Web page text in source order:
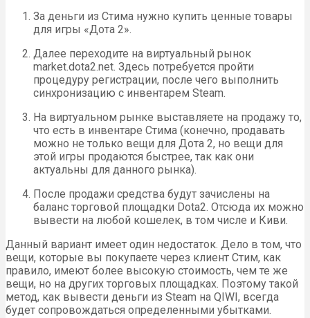
За деньги из Стима нужно купить ценные товары
для игры «Дота 2».
Далее переходите на виртуальный рынок
market.dota2.net. Здесь потребуется пройти
процедуру регистрации, после чего выполнить
синхронизацию с инвентарем Steam.
На виртуальном рынке выставляете на продажу то,
что есть в инвентаре Стима (конечно, продавать
можно не только вещи для Дота 2, но вещи для
этой игры продаются быстрее, так как они
актуальны для данного рынка).
После продажи средства будут зачислены на
баланс торговой площадки Dota2. Отсюда их можно
вывести на любой кошелек, в том числе и Киви.
Данный вариант имеет один недостаток. Дело в том, что
вещи, которые вы покупаете через клиент Стим, как
правило, имеют более высокую стоимость, чем те же
вещи, но на других торговых площадках. Поэтому такой
метод, как вывести деньги из Steam на QIWI, всегда
будет сопровождаться определенными убытками.